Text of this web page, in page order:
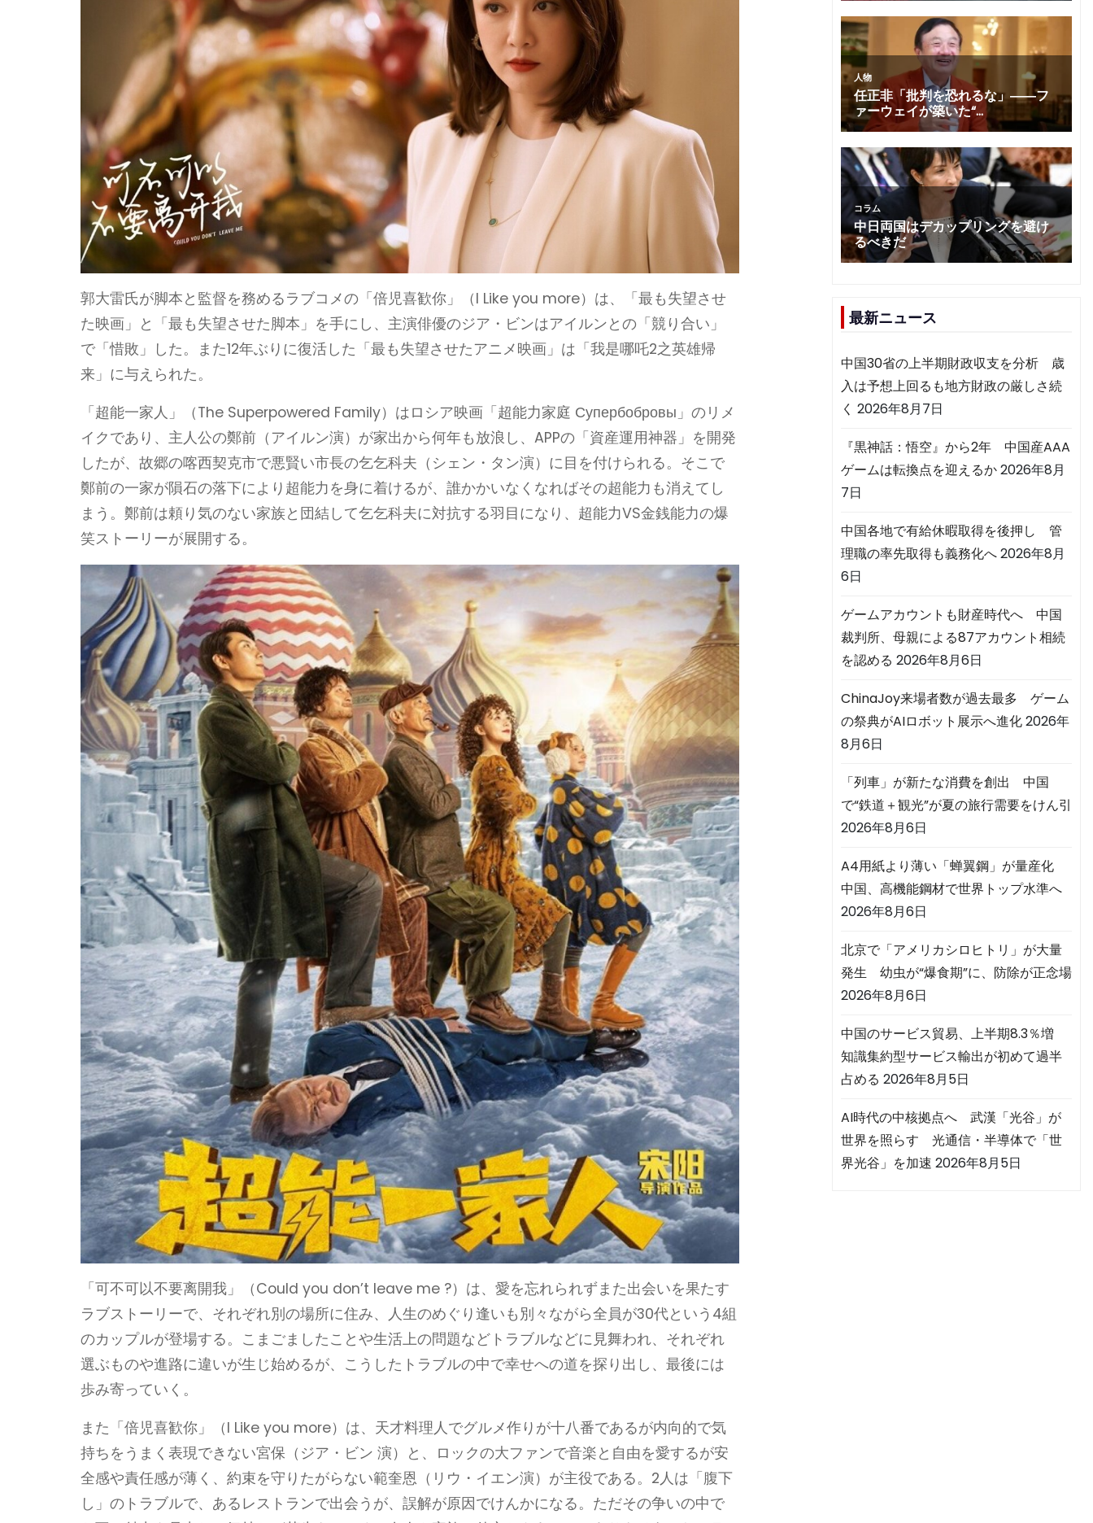
郭大雷氏が脚本と監督を務めるラブコメの「倍児喜歓你」（I Like you more）は、「最も失望させ
た映画」と「最も失望させた脚本」を手にし、主演俳優のジア・ビンはアイルンとの「競り合い」
で「惜敗」した。また12年ぶりに復活した「最も失望させたアニメ映画」は「我是哪吒2之英雄帰
来」に与えられた。
「超能一家人」（The Superpowered Family）はロシア映画「超能力家庭 Супербобровы」のリメ
イクであり、主人公の鄭前（アイルン演）が家出から何年も放浪し、APPの「資産運用神器」を開発
したが、故郷の喀西契克市で悪賢い市長の乞乞科夫（シェン・タン演）に目を付けられる。そこで
鄭前の一家が隕石の落下により超能力を身に着けるが、誰かかいなくなればその超能力も消えてし
まう。鄭前は頼り気のない家族と団結して乞乞科夫に対抗する羽目になり、超能力VS金銭能力の爆
笑ストーリーが展開する。
「可不可以不要离開我」（Could you don’t leave me ?）は、愛を忘れられずまた出会いを果たす
ラブストーリーで、それぞれ別の場所に住み、人生のめぐり逢いも別々ながら全員が30代という4組
のカップルが登場する。こまごましたことや生活上の問題などトラブルなどに見舞われ、それぞれ
選ぶものや進路に違いが生じ始めるが、こうしたトラブルの中で幸せへの道を探り出し、最後には
歩み寄っていく。
また「倍児喜歓你」（I Like you more）は、天才料理人でグルメ作りが十八番であるが内向的で気
持ちをうまく表現できない宮保（ジア・ビン 演）と、ロックの大ファンで音楽と自由を愛するが安
全感や責任感が薄く、約束を守りたがらない範奎恩（リウ・イエン演）が主役である。2人は「腹下
し」のトラブルで、あるレストランで出会うが、誤解が原因でけんかになる。ただその争いの中で
最新ニュース
中国30省の上半期財政収支を分析 歳
入は予想上回るも地方財政の厳しさ続
く 2026年8月7日
『黒神話：悟空』から2年 中国産AAA
ゲームは転換点を迎えるか2026年8月
7日
中国各地で有給休暇取得を後押し 管
理職の率先取得も義務化へ2026年8月
6日
ゲームアカウントも財産時代へ 中国
裁判所、母親による87アカウント相続
を認める 2026年8月6日
ChinaJoy来場者数が過去最多 ゲーム
の祭典がAIロボット展示へ進化2026年
8月6日
「列車」が新たな消費を創出 中国
で“鉄道＋観光”が夏の旅行需要をけん引
2026年8月6日
A4用紙より薄い「蝉翼鋼」が量産化
中国、高機能鋼材で世界トップ水準へ
2026年8月6日
北京で「アメリカシロヒトリ」が大量
発生 幼虫が“爆食期”に、防除が正念場
2026年8月6日
中国のサービス貿易、上半期8.3％増
知識集約型サービス輸出が初めて過半
占める 2026年8月5日
AI時代の中核拠点へ 武漢「光谷」が
世界を照らす 光通信・半導体で「世
界光谷」を加速 2026年8月5日